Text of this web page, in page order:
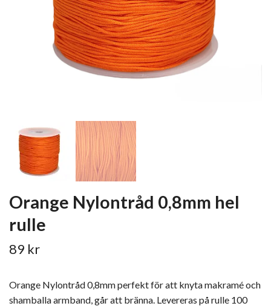
Orange Nylontråd 0,8mm hel
rulle
89 kr
Orange Nylontråd 0,8mm perfekt för att knyta makramé och
shamballa armband, går att bränna. Levereras på rulle 100